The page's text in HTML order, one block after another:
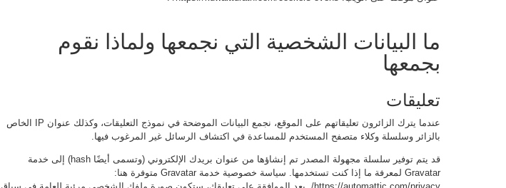
ما البيانات الشخصية التي نجمعها ولماذا نقوم
بجمعها
تعليقات
عندما يترك الزائرون تعليقاتهم على الموقع، نجمع البيانات الموضحة في نموذج التعليقات، وكذلك عنوان IP الخاص
بالزائر وسلسلة وكلاء متصفح المستخدم للمساعدة في اكتشاف الرسائل غير المرغوب فيها.
قد يتم توفير سلسلة مجهولة المصدر تم إنشاؤها من عنوان بريدك الإلكتروني (وتسمى أيضًا hash) إلى خدمة
Gravatar لمعرفة ما إذا كنت تستخدمها. سياسة خصوصية خدمة Gravatar متوفرة هنا: